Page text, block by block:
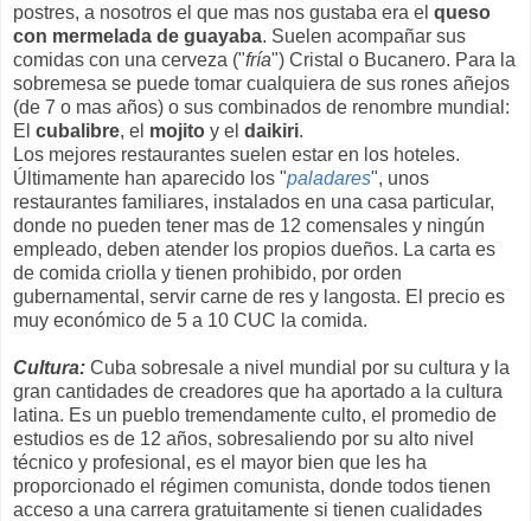
postres, a nosotros el que mas nos gustaba era el queso
con mermelada de guayaba. Suelen acompañar sus
comidas con una cerveza ("fría") Cristal o Bucanero. Para la
sobremesa se puede tomar cualquiera de sus rones añejos
(de 7 o mas años) o sus combinados de renombre mundial:
El cubalibre, el mojito y el daikiri.
Los mejores restaurantes suelen estar en los hoteles.
Últimamente han aparecido los "paladares", unos
restaurantes familiares, instalados en una casa particular,
donde no pueden tener mas de 12 comensales y ningún
empleado, deben atender los propios dueños. La carta es
de comida criolla y tienen prohibido, por orden
gubernamental, servir carne de res y langosta. El precio es
muy económico de 5 a 10 CUC la comida.
Cultura: Cuba sobresale a nivel mundial por su cultura y la
gran cantidades de creadores que ha aportado a la cultura
latina. Es un pueblo tremendamente culto, el promedio de
estudios es de 12 años, sobresaliendo por su alto nivel
técnico y profesional, es el mayor bien que les ha
proporcionado el régimen comunista, donde todos tienen
acceso a una carrera gratuitamente si tienen cualidades